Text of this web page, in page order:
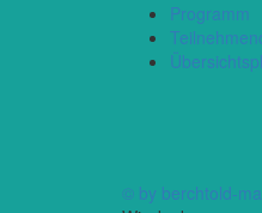
Programm
© by berchtold-